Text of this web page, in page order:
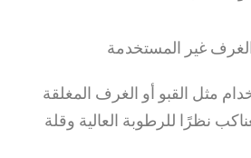
مثل القبو أو الغرف المغلقة
نظرًا للرطوبة العالية وقلة